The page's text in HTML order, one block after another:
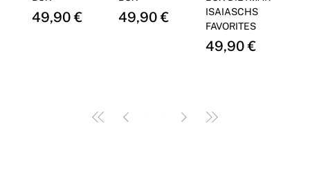
Price
49,90 € Price
49,90 €
ISAIASCHS
FAVORITES
Price
49,90 €